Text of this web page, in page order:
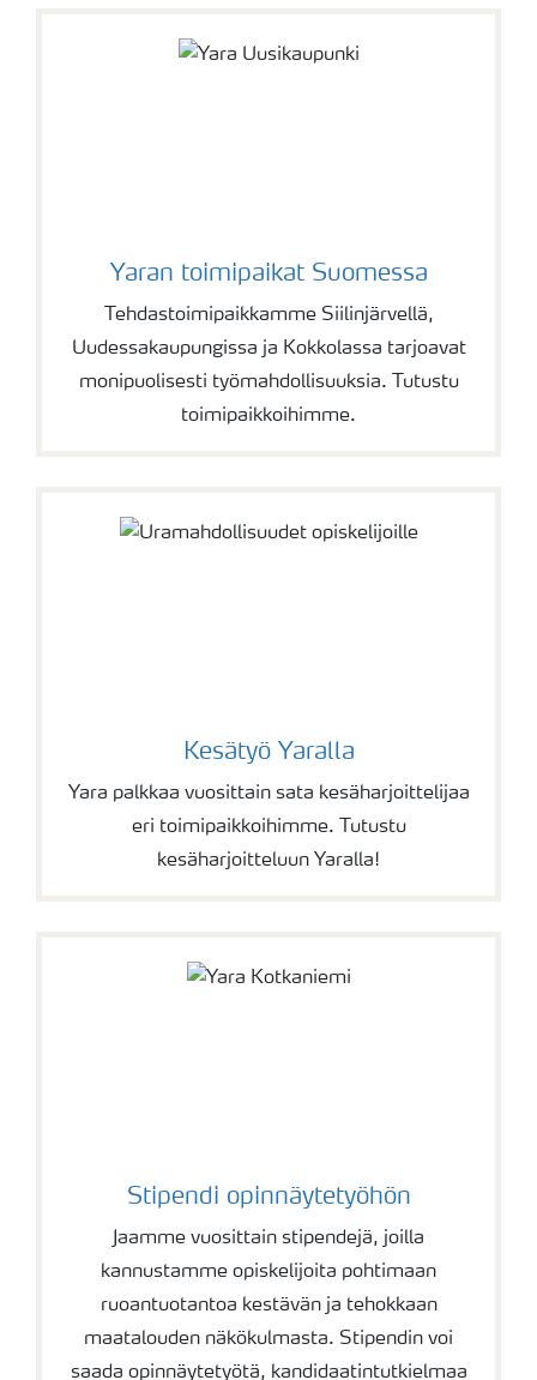
Yaran toimipaikat Suomessa
Tehdastoimipaikkamme Siilinjärvellä,
Uudessakaupungissa ja Kokkolassa tarjoavat
monipuolisesti työmahdollisuuksia. Tutustu
toimipaikkoihimme.
Kesätyö Yaralla
Yara palkkaa vuosittain sata kesäharjoittelijaa
eri toimipaikkoihimme. Tutustu
kesäharjoitteluun Yaralla!
Stipendi opinnäytetyöhön
Jaamme vuosittain stipendejä, joilla
kannustamme opiskelijoita pohtimaan
ruoantuotantoa kestävän ja tehokkaan
maatalouden näkökulmasta. Stipendin voi
saada opinnäytetyötä, kandidaatintutkielmaa